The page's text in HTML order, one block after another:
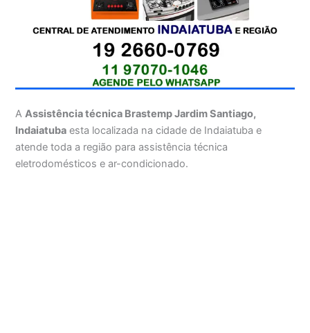
AAssistência técnica Brastemp Jardim Santiago,
Indaiatuba esta localizada na cidade de Indaiatuba e
atende toda a região para assistência técnica
eletrodomésticos e ar-condicionado.